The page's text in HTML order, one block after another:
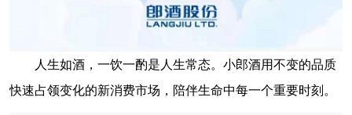
人生如酒，一饮一酌是人生常态。小郎酒用不变的品质
快速占领变化的新消费市场，陪伴生命中每一个重要时刻。